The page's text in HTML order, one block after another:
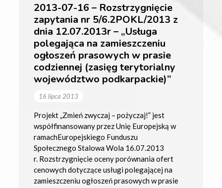
2013-07-16 – Rozstrzygnięcie
zapytania nr 5/6.2POKL/2013 z
dnia 12.07.2013r – „Usługa
polegająca na zamieszczeniu
ogłoszeń prasowych w prasie
codziennej (zasięg terytorialny
województwo podkarpackie)”
16 lipca 2013
Projekt „Zmień zwyczaj – pożyczaj!” jest
współfinansowany przez Unię Europejską w
ramachEuropejskiego Funduszu
Społecznego Stalowa Wola 16.07.2013
r. Rozstrzygnięcie oceny porównania ofert
cenowych dotyczące usługi polegającej na
zamieszczeniu ogłoszeń prasowych w prasie